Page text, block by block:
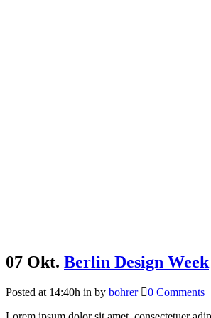
07 Okt. Berlin Design Week
Posted at 14:40h in by bohrer
0 Comments